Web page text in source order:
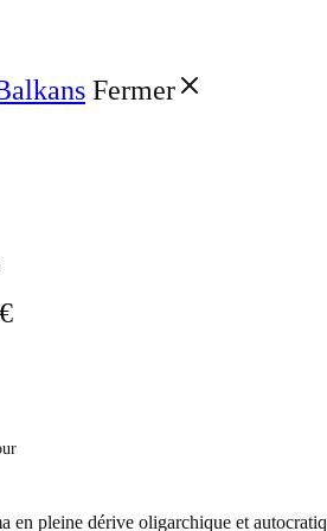
Fermer
en pleine dérive oligarchique et